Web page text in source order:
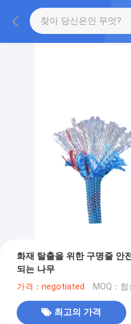
화재 탈출을 위한 구명줄 안
되는 나무
가격：negotiated MOQ：
최고의 가격